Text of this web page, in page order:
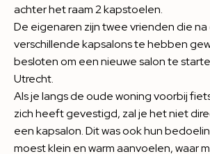
achter het raam 2 kapstoelen.
De eigenaren zijn twee vrienden die na
verschillende kapsalons te hebben
besloten om een nieuwe salon te
Utrecht.
Als je langs de oude woning voorbij
zich heeft gevestigd, zal je het niet
een kapsalon. Dit was ook hun
moest klein en warm aanvoelen, waar